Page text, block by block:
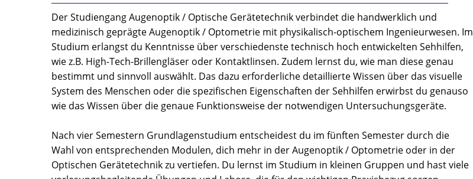
Der Studiengang Augenoptik / Optische Gerätetechnik verbindet die handwerklich und
medizinisch geprägte Augenoptik / Optometrie mit physikalisch-optischem Ingenieurwesen. Im
Studium erlangst du Kenntnisse über verschiedenste technisch hoch entwickelten Sehhilfen,
wie z.B. High-Tech-Brillengläser oder Kontaktlinsen. Zudem lernst du, wie man diese genau
bestimmt und sinnvoll auswählt. Das dazu erforderliche detaillierte Wissen über das visuelle
System des Menschen oder die spezifischen Eigenschaften der Sehhilfen erwirbst du genauso
wie das Wissen über die genaue Funktionsweise der notwendigen Untersuchungsgeräte.
Nach vier Semestern Grundlagenstudium entscheidest du im fünften Semester durch die
Wahl von entsprechenden Modulen, dich mehr in der Augenoptik / Optometrie oder in der
Optischen Gerätetechnik zu vertiefen. Du lernst im Studium in kleinen Gruppen und hast viele